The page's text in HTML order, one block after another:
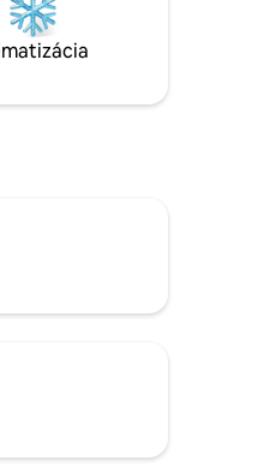
s
Novo pridané -